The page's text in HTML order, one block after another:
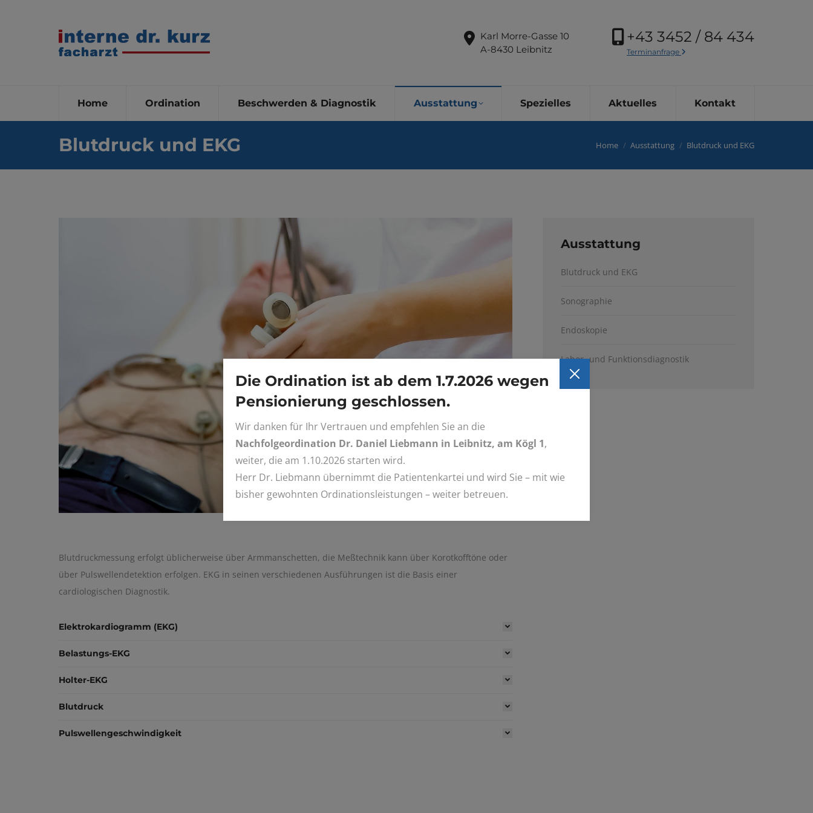
Die Ordination ist ab dem 1.7.2026 wegen
Pensionierung geschlossen.
Wir danken für Ihr Vertrauen und empfehlen Sie an die
Nachfolgeordination Dr. Daniel Liebmann in Leibnitz, am Kögl 1,
weiter, die am 1.10.2026 starten wird.
Herr Dr. Liebmann übernimmt die Patientenkartei und wird Sie – mit wie
bisher gewohnten Ordinationsleistungen – weiter betreuen.
Karl Morre-Gasse 10
A-8430 Leibnitz
+43 3452 / 84 434
Terminanfrage
Home Ordination Beschwerden & Diagnostik Ausstattung Spezielles Aktuelles Kontakt
Blutdruck und EKG You are here:
Home Ausstattung Blutdruck und EKG
Blutdruckmessung erfolgt üblicherweise über Armmanschetten, die Meßtechnik kann über Korotkofftöne oder
über Pulswellendetektion erfolgen. EKG in seinen verschiedenen Ausführungen ist die Basis einer
cardiologischen Diagnostik.
Elektrokardiogramm (EKG)
Belastungs-EKG
Holter-EKG
Blutdruck
Pulswellengeschwindigkeit
Ausstattung
Blutdruck und EKG
Sonographie
Endoskopie
Labor- und Funktionsdiagnostik